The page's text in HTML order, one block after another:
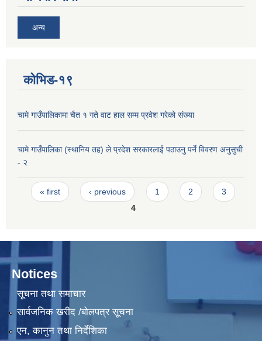
अन्य
कोभिड-१९
चामे गाउँपालिकामा चैत १ गते वाट हाल सम्म प्रवेश गरेको संख्या
चामे गाउँपालिका (स्थानिय तह) ले प्रदेश सरकारलाई पठाउनु पर्ने विवरण अनुसुची
- २
Pages
« first ‹ previous 1 2
3
4
Notices
सूचना तथा समाचार
सार्वजनिक खरीद /बोलपत्र सूचना
एन, कानुन तथा निर्देशिका